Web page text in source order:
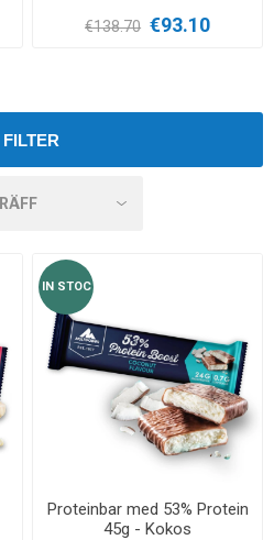
€138.70 €93.10
FILTER
IN STOC
Proteinbar med 53% Protein
45g - Kokos